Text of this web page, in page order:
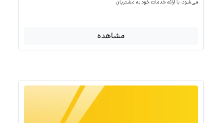
می‌شود، با ارائه خدمات خود به مشتریان
مشاهده